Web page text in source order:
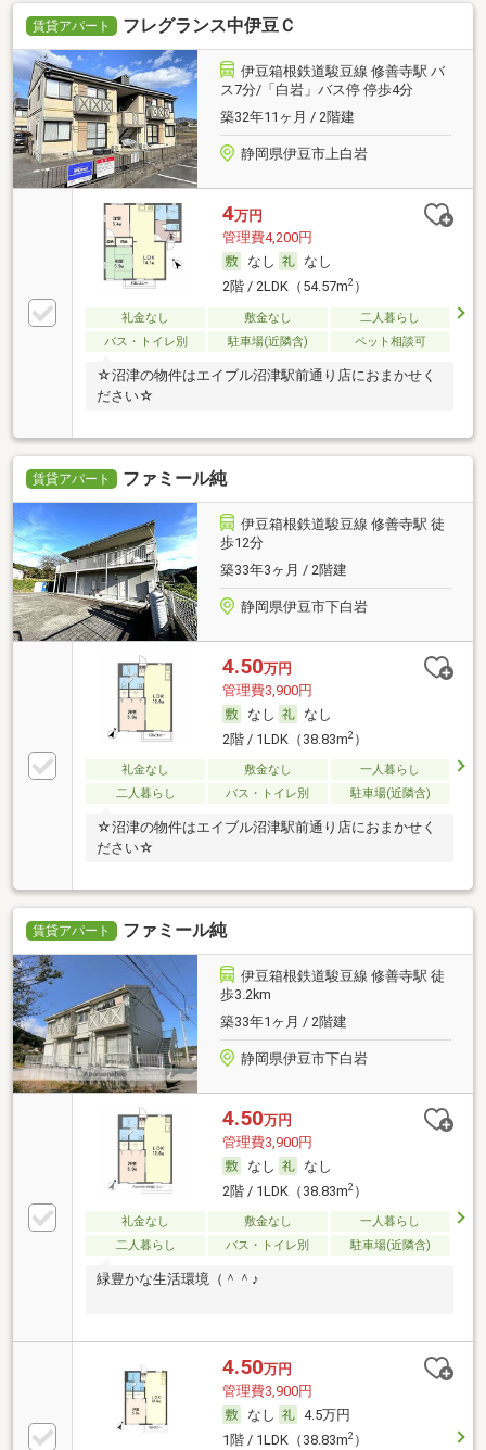
賃貸アパート フレグランス中伊豆Ｃ
伊豆箱根鉄道駿豆線 修善寺駅 バ
ス7分/「白岩」バス停 停歩4分
築32年11ヶ月 / 2階建
静岡県伊豆市上白岩
4万円
管理費4,200円
なし
なし
2階 / 2LDK（54.57m2）
礼金なし 敷金なし
二人暮らし
バス・トイレ別
駐車場(近隣含) ペット相談可
☆沼津の物件はエイブル沼津駅前通り店におまかせく
ださい☆
賃貸アパート ファミール純
伊豆箱根鉄道駿豆線 修善寺駅 徒
歩12分
築33年3ヶ月 / 2階建
静岡県伊豆市下白岩
4.50万円
管理費3,900円
なし
なし
2階 / 1LDK（38.83m2）
礼金なし 敷金なし
一人暮らし
二人暮らし
バス・トイレ別 駐車場(近隣含)
☆沼津の物件はエイブル沼津駅前通り店におまかせく
ださい☆
賃貸アパート ファミール純
伊豆箱根鉄道駿豆線 修善寺駅 徒
歩3.2km
築33年1ヶ月 / 2階建
静岡県伊豆市下白岩
4.50万円
管理費3,900円
なし
なし
2階 / 1LDK（38.83m2）
礼金なし 敷金なし
一人暮らし
二人暮らし
バス・トイレ別 駐車場(近隣含)
緑豊かな生活環境（＾＾♪
4.50万円
管理費3,900円
なし
4.5万円
1階 / 1LDK（38.83m2）